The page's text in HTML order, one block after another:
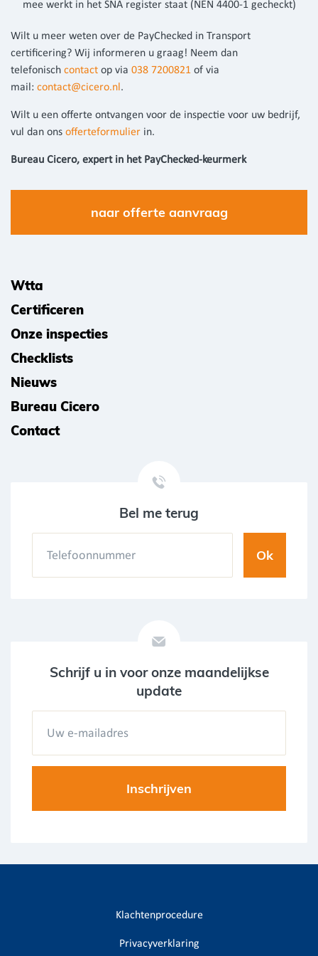
mee werkt in het SNA register staat (NEN 4400-1 gecheckt)
Wilt u meer weten over de PayChecked in Transport
certificering? Wij informeren u graag! Neem dan
telefonisch contact op via 038 7200821 of via
mail: contact@cicero.nl .
Wilt u een offerte ontvangen voor de inspectie voor uw bedrijf,
vul dan ons offerteformulier in.
Bureau Cicero, expert in het PayChecked-keurmerk
naar offerte aanvraag
Wtta
Certificeren
Onze inspecties
Checklists
Nieuws
Bureau Cicero
Contact
Bel me terug
Schrijf u in voor onze maandelijkse
update
Klachtenprocedure
Privacyverklaring